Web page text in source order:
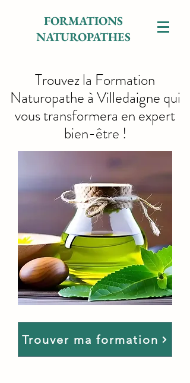
FORMATIONS
NATUROPATHES
Trouvez la Formation
Naturopathe à Villedaigne qui
vous transformera en expert
bien-être !
Trouver ma formation